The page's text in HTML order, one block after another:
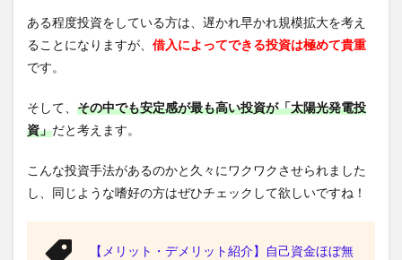
ある程度投資をしている方は、遅かれ早かれ規模拡大を考え
ることになりますが、 借入によってできる投資は極めて貴重
です。
そして、 その中でも安定感が最も高い投資が「太陽光発電投
資」だと考えます。
こんな投資手法があるのかと久々にワクワクさせられました
し、同じような嗜好の方はぜひチェックして欲しいですね！
【メリット・デメリット紹介】自己資金ほぼ無